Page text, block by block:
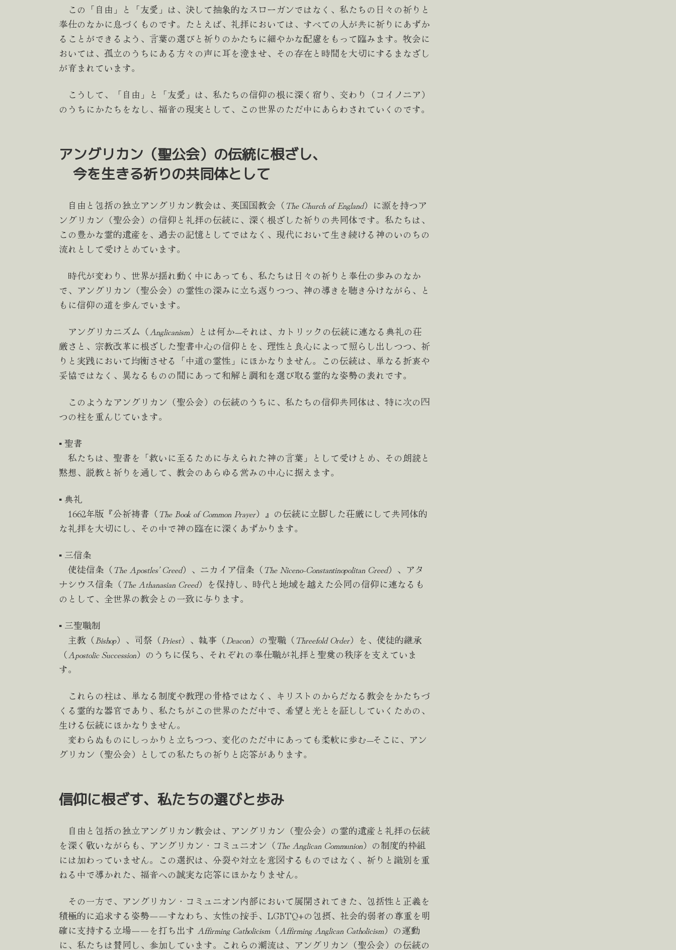
この「自由」と「友愛」は、決して抽象的なスローガンではなく、私たちの日々の祈りと
奉仕のなかに息づくものです。たとえば、礼拝においては、すべての人が共に祈りにあずか
ることができるよう、言葉の選びと祈りのかたちに細やかな配慮をもって臨みます。牧会に
おいては、孤立のうちにある方々の声に耳を澄ませ、その存在と時間を大切にするまなざし
が育まれています。
こうして、「自由」と「友愛」は、私たちの信仰の根に深く宿り、交わり（コイノニア）
のうちにかたちをなし、福音の現実として、この世界のただ中にあらわされていくのです。
アングリカン（聖公会）の伝統に根ざし、
今を生きる祈りの共同体として
自由と包括の独立アングリカン教会は、英国国教会（The Church of England）に源を持つア
ングリカン（聖公会）の信仰と礼拝の伝統に、深く根ざした祈りの共同体です。私たちは、
この豊かな霊的遺産を、過去の記憶としてではなく、現代において生き続ける神のいのちの
流れとして受けとめています。
時代が変わり、世界が揺れ動く中にあっても、私たちは日々の祈りと奉仕の歩みのなか
で、アングリカン（聖公会）の霊性の深みに立ち返りつつ、神の導きを聴き分けながら、と
もに信仰の道を歩んでいます。
アングリカニズム（Anglicanism）とは何か—それは、カトリックの伝統に連なる典礼の荘
厳さと、宗教改革に根ざした聖書中心の信仰とを、理性と良心によって照らし出しつつ、祈
りと実践において均衡させる「中道の霊性」にほかなりません。この伝統は、単なる折衷や
妥協ではなく、異なるものの間にあって和解と調和を選び取る霊的な姿勢の表れです。
このようなアングリカン（聖公会）の伝統のうちに、私たちの信仰共同体は、特に次の四
つの柱を重んじています。
▪︎ 聖書
私たちは、聖書を「救いに至るために与えられた神の言葉」として受けとめ、その朗読と
黙想、説教と祈りを通して、教会のあらゆる営みの中心に据えます。
▪︎ 典礼
1662年版『公祈祷書（The Book of Common Prayer）』の伝統に立脚した荘厳にして共同体的
な礼拝を大切にし、その中で神の臨在に深くあずかります。
▪︎ 三信条
使徒信条（The Apostles’ Creed）、ニカイア信条（The Niceno-Constantinopolitan Creed）、アタ
ナシウス信条（The Athanasian Creed）を保持し、時代と地域を越えた公同の信仰に連なるも
のとして、全世界の教会との一致に与ります。
▪︎ 三聖職制
主教（Bishop）、司祭（Priest）、執事（Deacon）の聖職（Threefold Order）を、使徒的継承
（Apostolic Succession）のうちに保ち、それぞれの奉仕職が礼拝と聖奠の秩序を支えていま
す。
これらの柱は、単なる制度や教理の骨格ではなく、キリストのからだなる教会をかたちづ
くる霊的な器官であり、私たちがこの世界のただ中で、希望と光とを証ししていくための、
生ける伝統にほかなりません。
変わらぬものにしっかりと立ちつつ、変化のただ中にあっても柔軟に歩む—そこに、アン
グリカン（聖公会）としての私たちの祈りと応答があります。
信仰に根ざす、私たちの選びと歩み
自由と包括の独立アングリカン教会は、アングリカン（聖公会）の霊的遺産と礼拝の伝統
を深く敬いながらも、アングリカン・コミュニオン（The Anglican Communion）の制度的枠組
には加わっていません。この選択は、分裂や対立を意図するものではなく、祈りと識別を重
ねる中で導かれた、福音への誠実な応答にほかなりません。
その一方で、アングリカン・コミュニオン内部において展開されてきた、包括性と正義を
積極的に追求する姿勢――すなわち、女性の按手、LGBTQ+の包摂、社会的弱者の尊重を明
確に支持する立場――を打ち出す Affirming Catholicism （Affirming Anglican Catholicism）の運動
に、私たちは賛同し、参加しています。これらの潮流は、アングリカン（聖公会）の伝統の